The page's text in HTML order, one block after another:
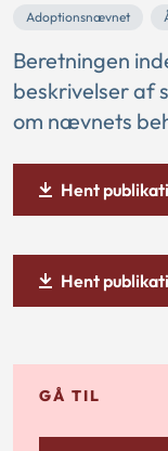
Adoptionsnævnet
Beretningen
beskrivelser af
om nævnets
Hent
Hent
GÅ TIL